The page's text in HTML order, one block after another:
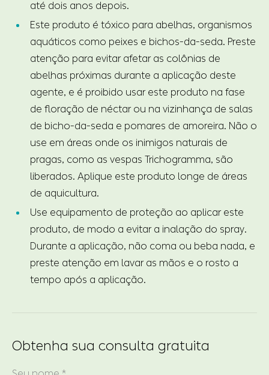
até dois anos depois.
Este produto é tóxico para abelhas, organismos
aquáticos como peixes e bichos-da-seda. Preste
atenção para evitar afetar as colônias de
abelhas próximas durante a aplicação deste
agente, e é proibido usar este produto na fase
de floração de néctar ou na vizinhança de salas
de bicho-da-seda e pomares de amoreira. Não o
use em áreas onde os inimigos naturais de
pragas, como as vespas Trichogramma, são
liberados. Aplique este produto longe de áreas
de aquicultura.
Use equipamento de proteção ao aplicar este
produto, de modo a evitar a inalação do spray.
Durante a aplicação, não coma ou beba nada, e
preste atenção em lavar as mãos e o rosto a
tempo após a aplicação.
Obtenha sua consulta gratuita